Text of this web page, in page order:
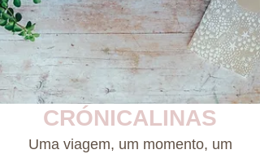
CRÓNICALINAS
Uma viagem, um momento, um